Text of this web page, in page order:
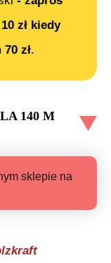
zł kiedy
zł.
140 M
sklepie na